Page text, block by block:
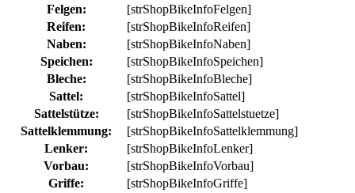
Felgen:
[strShopBikeInfoFelgen]
Reifen:
[strShopBikeInfoReifen]
Naben:
[strShopBikeInfoNaben]
Speichen:
[strShopBikeInfoSpeichen]
Bleche:
[strShopBikeInfoBleche]
Sattel:
[strShopBikeInfoSattel]
Sattelstütze:
[strShopBikeInfoSattelstuetze]
Sattelklemmung:
[strShopBikeInfoSattelklemmung]
Lenker:
[strShopBikeInfoLenker]
Vorbau:
[strShopBikeInfoVorbau]
Griffe:
[strShopBikeInfoGriffe]